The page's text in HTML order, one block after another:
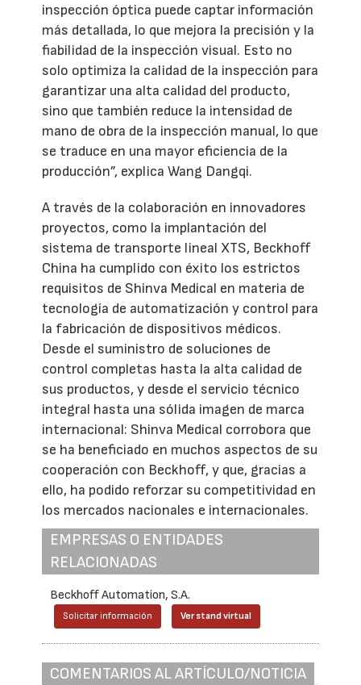
inspección óptica puede captar información
más detallada, lo que mejora la precisión y la
fiabilidad de la inspección visual. Esto no
solo optimiza la calidad de la inspección para
garantizar una alta calidad del producto,
sino que también reduce la intensidad de
mano de obra de la inspección manual, lo que
se traduce en una mayor eficiencia de la
producción”, explica Wang Dangqi.
A través de la colaboración en innovadores
proyectos, como la implantación del
sistema de transporte lineal XTS, Beckhoff
China ha cumplido con éxito los estrictos
requisitos de Shinva Medical en materia de
tecnología de automatización y control para
la fabricación de dispositivos médicos.
Desde el suministro de soluciones de
control completas hasta la alta calidad de
sus productos, y desde el servicio técnico
integral hasta una sólida imagen de marca
internacional: Shinva Medical corrobora que
se ha beneficiado en muchos aspectos de su
cooperación con Beckhoff, y que, gracias a
ello, ha podido reforzar su competitividad en
los mercados nacionales e internacionales.
EMPRESAS O ENTIDADES
RELACIONADAS
Beckhoff Automation, S.A.
Solicitar información Ver stand virtual
COMENTARIOS AL ARTÍCULO/NOTICIA